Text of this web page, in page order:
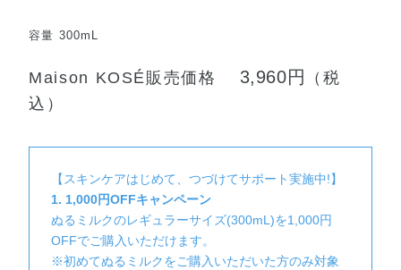
容量 300mL
Maison KOSÉ販売価格 3,960円
（税
込）
【スキンケアはじめて、つづけてサポート実施中!】
1. 1,000円OFFキャンペーン
ぬるミルクのレギュラーサイズ(300mL)を1,000円
OFFでご購入いただけます。
※初めてぬるミルクをご購入いただいた方のみ対象